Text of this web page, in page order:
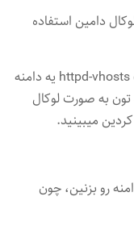
دامین استفاده
به این ترتیب که اول فایل hosts سیستم عامل رو تغییر میدین و بعد با کانفیگ httpd-vhosts یه دامنه
تون به صورت لوکال
میبینید.
رو بزنین، چون